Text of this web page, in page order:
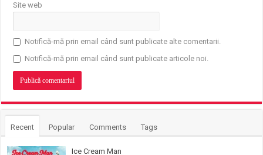
Site web
Notifică-mă prin email când sunt publicate alte comentarii.
Notifică-mă prin email când sunt publicate articole noi.
Recent Popular Comments Tags
Ice Cream Man